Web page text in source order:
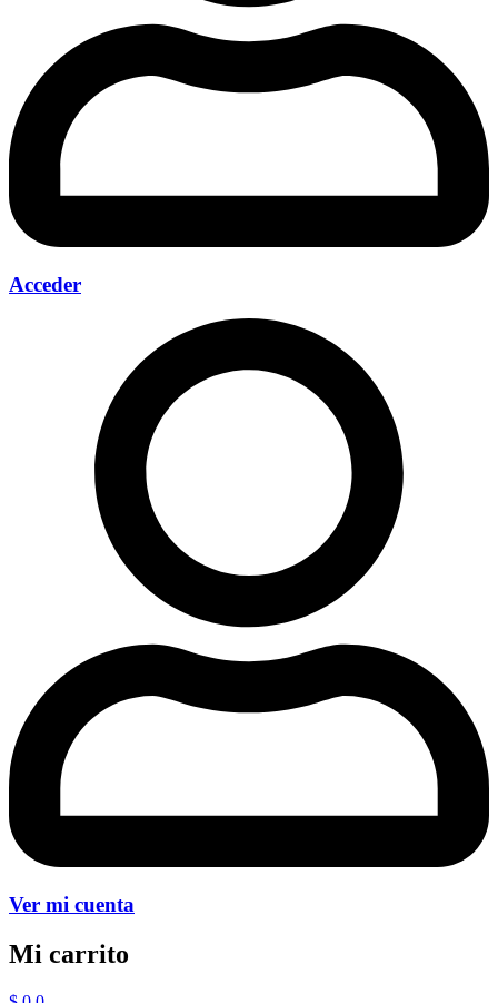
Acceder
Ver mi cuenta
Mi carrito